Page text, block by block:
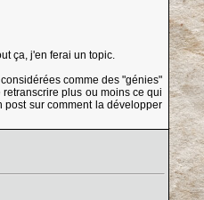
ça, j'en ferai un topic.
comme des "génies"
plus ou moins ce qui
sur comment la développer